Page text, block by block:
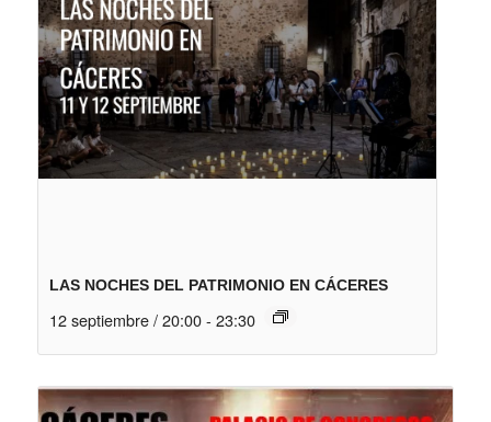
LAS NOCHES DEL PATRIMONIO EN CÁCERES
12 septiembre / 20:00 - 23:30